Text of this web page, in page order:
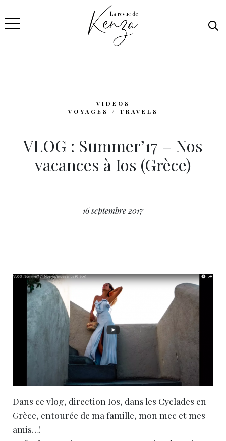
VIDEOS
VOYAGES / TRAVELS
VLOG : Summer’17 – Nos
vacances à Ios (Grèce)
16 septembre 2017
Dans ce vlog, direction Ios, dans les Cyclades en
Grèce, entourée de ma famille, mon mec et mes
amis…!